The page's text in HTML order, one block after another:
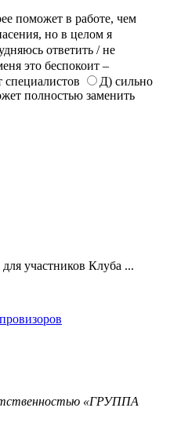
поможет в работе, чем
но в целом я
ответить / не
это беспокоит –
Д) сильно
полностью заменить
участников Клуба ...
«ГРУППА